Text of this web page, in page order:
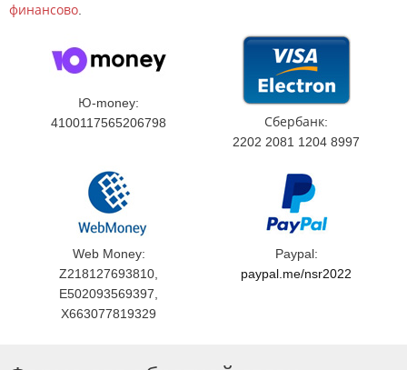
финансово
Ю-money:
4100117565206798
Сбербанк:
2202 2081 1204 8997
Web Money:
Z218127693810,
E502093569397,
X663077819329
Paypal:
paypal.me/nsr2022